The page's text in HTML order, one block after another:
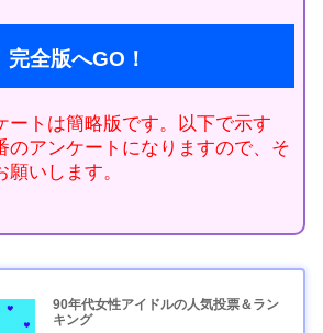
完全版へGO！
トは簡略版です。以下で示す
のアンケートになりますので、そ
いします。
90年代女性アイドルの人気投票＆ラン
キング